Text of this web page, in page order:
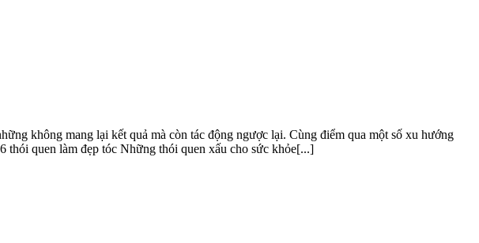
không mang lại kết quả mà còn tác động ngược lại. Cùng điểm qua một số xu hướng
thói quen làm đẹp tóc Những thói quen xấu cho sức khỏe[...]